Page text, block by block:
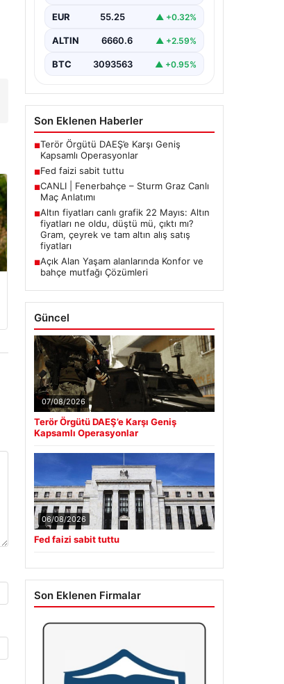
EUR 55.25 ▲ +0.32%
ALTIN 6660.6 ▲ +2.59%
BTC 3093563 ▲ +0.95%
Son Eklenen Haberler
■Terör Örgütü DAEŞ’e Karşı Geniş
Kapsamlı Operasyonlar
■Fed faizi sabit tuttu
■CANLI | Fenerbahçe – Sturm Graz Canlı
Maç Anlatımı
■Altın fiyatları canlı grafik 22 Mayıs: Altın
fiyatları ne oldu, düştü mü, çıktı mı?
Gram, çeyrek ve tam altın alış satış
fiyatları
■Açık Alan Yaşam alanlarında Konfor ve
bahçe mutfağı Çözümleri
Güncel
07/08/2026
Terör Örgütü DAEŞ’e Karşı Geniş
Kapsamlı Operasyonlar
06/08/2026
Fed faizi sabit tuttu
Son Eklenen Firmalar